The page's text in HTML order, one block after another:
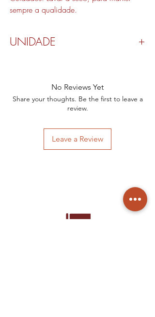
sempre a qualidade.
UNIDADE
No Reviews Yet
Share your thoughts. Be the first to leave a
review.
Leave a Review